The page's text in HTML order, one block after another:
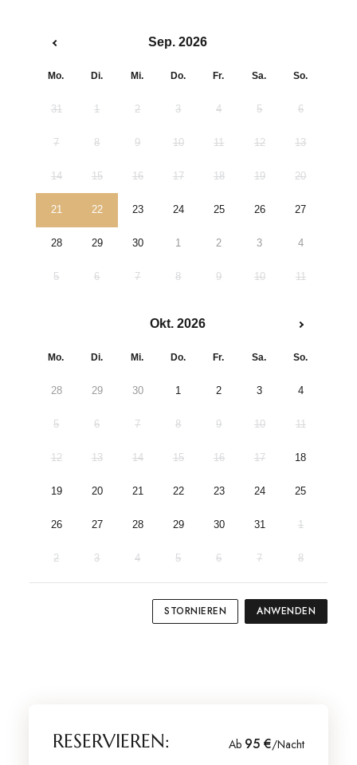
Sep. 2026
Mo. Di. Mi. Do. Fr. Sa. So.
31 1 2 3 4 5 6
7 8 9 10 11 12 13
14 15 16 17 18 19 20
21 22 23 24 25 26 27
28 29 30 1 2 3 4
5 6 7 8 9 10 11
Okt. 2026
Mo. Di. Mi. Do. Fr. Sa. So.
28 29 30 1 2 3 4
5 6 7 8 9 10 11
12 13 14 15 16 17 18
19 20 21 22 23 24 25
26 27 28 29 30 31 1
2 3 4 5 6 7 8
STORNIEREN ANWENDEN
RESERVIEREN: Ab 95 €/Nacht